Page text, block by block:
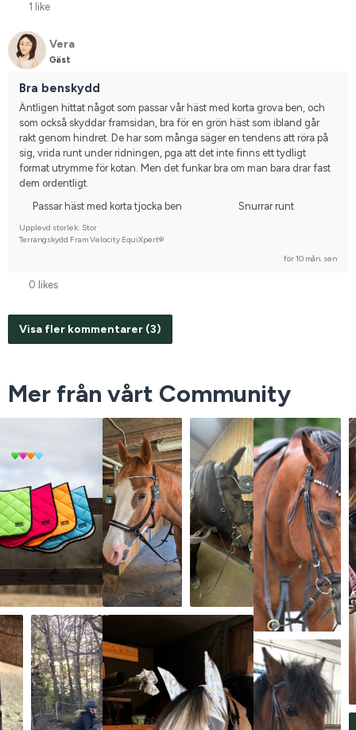
1 like
Vera
Gäst
Bra benskydd
Äntligen hittat något som passar vår häst med korta grova ben, och
som också skyddar framsidan, bra för en grön häst som ibland går
rakt genom hindret. De har som många säger en tendens att röra på
sig, vrida runt under ridningen, pga att det inte finns ett tydligt
format utrymme för kotan. Men det funkar bra om man bara drar fast
dem ordentligt.
Passar häst med korta tjocka ben
Snurrar runt
Upplevd storlek: Stor
Terrängskydd Fram Velocity EquiXpert®
för 10 mån. sen
0 likes
Visa fler kommentarer (3)
Mer från vårt Community